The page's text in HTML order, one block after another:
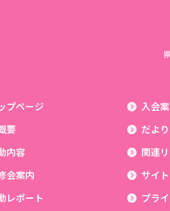
プページ
要
内容
会案内
レポート
入会
だより
関連
サイ
プラ